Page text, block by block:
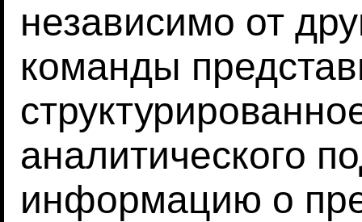
независимо от
команды
аналитического
информацию о